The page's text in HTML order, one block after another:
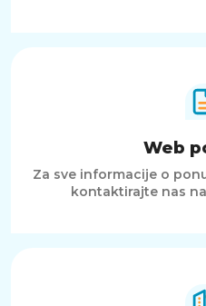
Web
Za sve informacije o
kontaktirajte nas na